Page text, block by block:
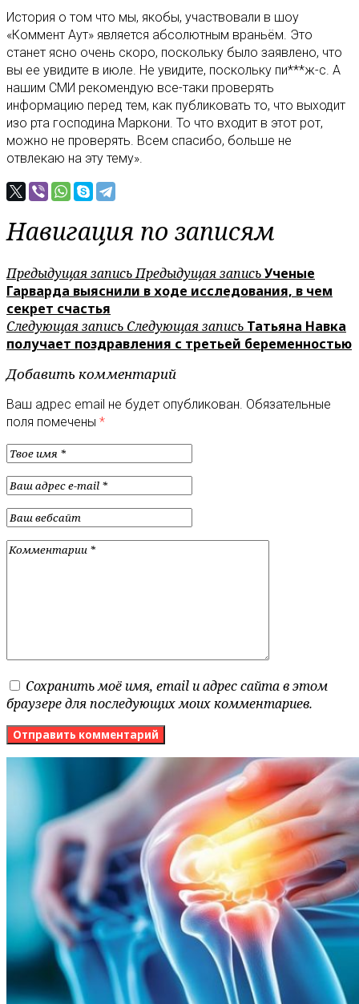
История о том что мы, якобы, участвовали в шоу
«Коммент Аут» является абсолютным враньём. Это
станет ясно очень скоро, поскольку было заявлено, что
вы ее увидите в июле. Не увидите, поскольку пи***ж-с. А
нашим СМИ рекомендую все-таки проверять
информацию перед тем, как публиковать то, что выходит
изо рта господина Маркони. То что входит в этот рот,
можно не проверять. Всем спасибо, больше не
отвлекаю на эту тему».
Навигация по записям
Предыдущая записьПредыдущая записьУченые
Гарварда выяснили в ходе исследования, в чем
секрет счастья
Следующая запись Следующая запись Татьяна Навка
получает поздравления с третьей беременностью
Добавить комментарий
Ваш адрес email не будет опубликован. Обязательные
поля помечены *
Сохранить моё имя, email и адрес сайта в этом
браузере для последующих моих комментариев.